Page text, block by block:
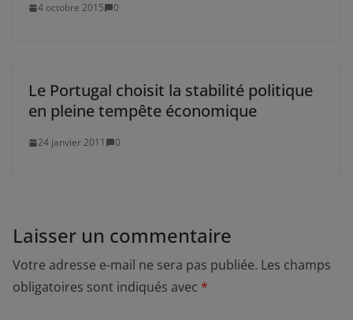
4 octobre 2015 0
Le Portugal choisit la stabilité politique
en pleine tempête économique
24 janvier 2011 0
Laisser un commentaire
Votre adresse e-mail ne sera pas publiée. Les champs
obligatoires sont indiqués avec *